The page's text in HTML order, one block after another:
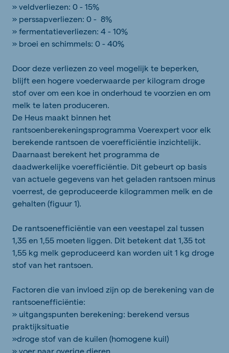
» veldverliezen: 0 - 15%
» perssapverliezen: 0 - 8%
» fermentatieverliezen: 4 - 10%
» broei en schimmels: 0 - 40%
Door deze verliezen zo veel mogelijk te beperken,
blijft een hogere voederwaarde per kilogram droge
stof over om een koe in onderhoud te voorzien en om
melk te laten produceren.
De Heus maakt binnen het
rantsoenberekeningsprogramma Voerexpert voor elk
berekende rantsoen de voerefficiëntie inzichtelijk.
Daarnaast berekent het programma de
daadwerkelijke voerefficiëntie. Dit gebeurt op basis
van actuele gegevens van het geladen rantsoen minus
voerrest, de geproduceerde kilogrammen melk en de
gehalten (figuur 1).
De rantsoenefficiëntie van een veestapel zal tussen
1,35 en 1,55 moeten liggen. Dit betekent dat 1,35 tot
1,55 kg melk geproduceerd kan worden uit 1 kg droge
stof van het rantsoen.
Factoren die van invloed zijn op de berekening van de
rantsoenefficiëntie:
» uitgangspunten berekening: berekend versus
praktijksituatie
»droge stof van de kuilen (homogene kuil)
» voer naar overige dieren